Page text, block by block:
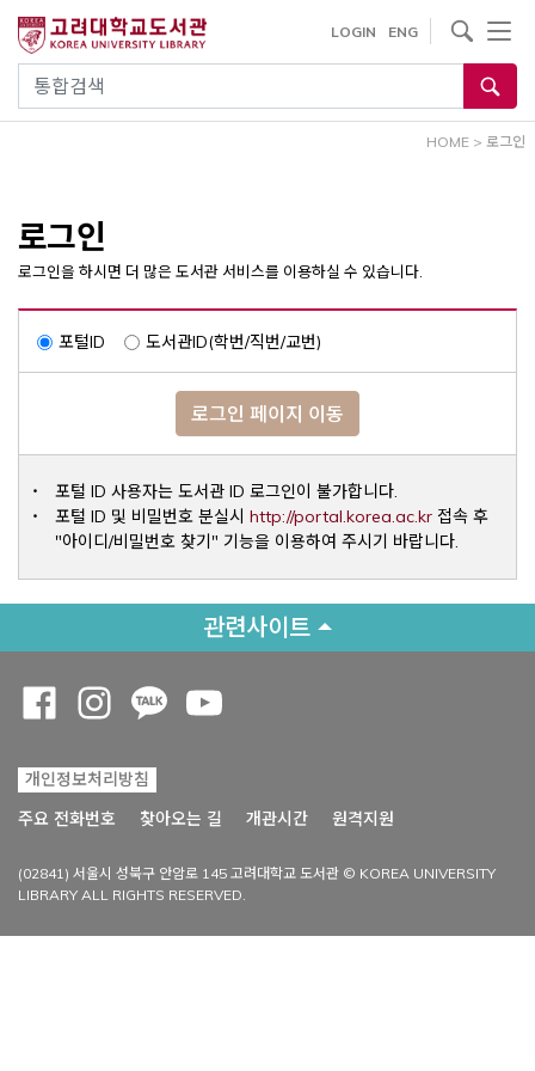
건
통합검색
LOGIN ENG
사이트내 검색
HOME > 로그인
로그인
로그인을 하시면 더 많은 도서관 서비스를 이용하실 수 있습니다.
포털ID 도서관ID(학번/직번/교번)
로그인 페이지 이동
포털 ID 사용자는 도서관 ID 로그인이 불가합니다.
포털 ID 및 비밀번호 분실시 http://portal.korea.ac.krOpens a
접속 후
"아이디/비밀번호 찾기" 기능을 이용하여 주시기 바랍니다.
관련사이트
개인정보처리방침
주요 전화번호
찾아오는 길 개관시간 원격지원
(02841) 서울시 성북구 안암로 145 고려대학교 도서관 © KOREA UNIVERSITY
LIBRARY ALL RIGHTS RESERVED.
Opens a new window
Opens a new window
Opens a new window